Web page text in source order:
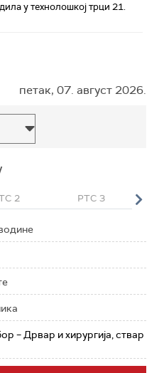
у технолошкој трци 21.
петак, 07. август 2026.
2 РТС 3
– Дрвар и хирургија, ствар